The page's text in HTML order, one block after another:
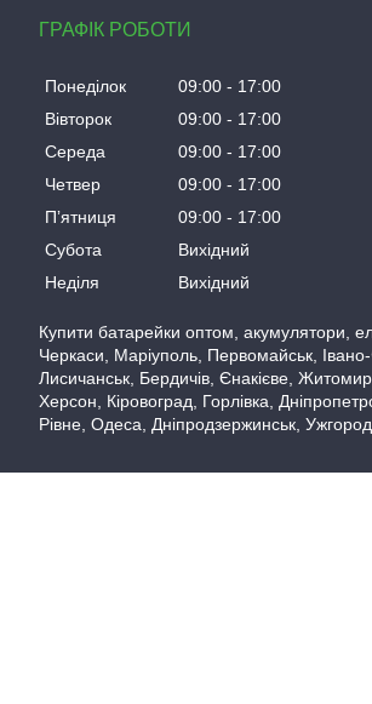
ГРАФІК РОБОТИ
Понеділок 09:00
17:00
Вівторок
09:00
17:00
Середа
09:00
17:00
Четвер
09:00
17:00
Пʼятниця
09:00
17:00
Субота
Вихідний
Неділя
Вихідний
Купити батарейки оптом, акумулятори,
Черкаси, Маріуполь, Первомайськ,
Лисичанськ, Бердичів, Єнакієве,
Херсон, Кіровоград, Горлівка,
Рівне, Одеса, Дніпродзержинськ,